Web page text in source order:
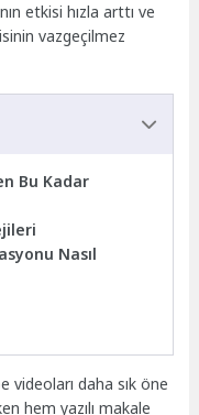
etkisi hızla arttı ve
vazgeçilmez
Bu Kadar
Nasıl
videoları daha sık öne
hem yazılı makale